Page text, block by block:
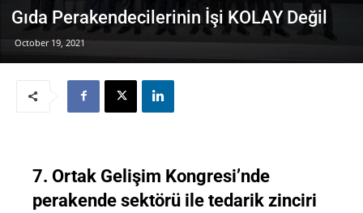
Gıda Perakendecilerinin İşi KOLAY Değil
October 19, 2021
7. Ortak Gelişim Kongresi’nde
perakende sektörü ile tedarik zinciri